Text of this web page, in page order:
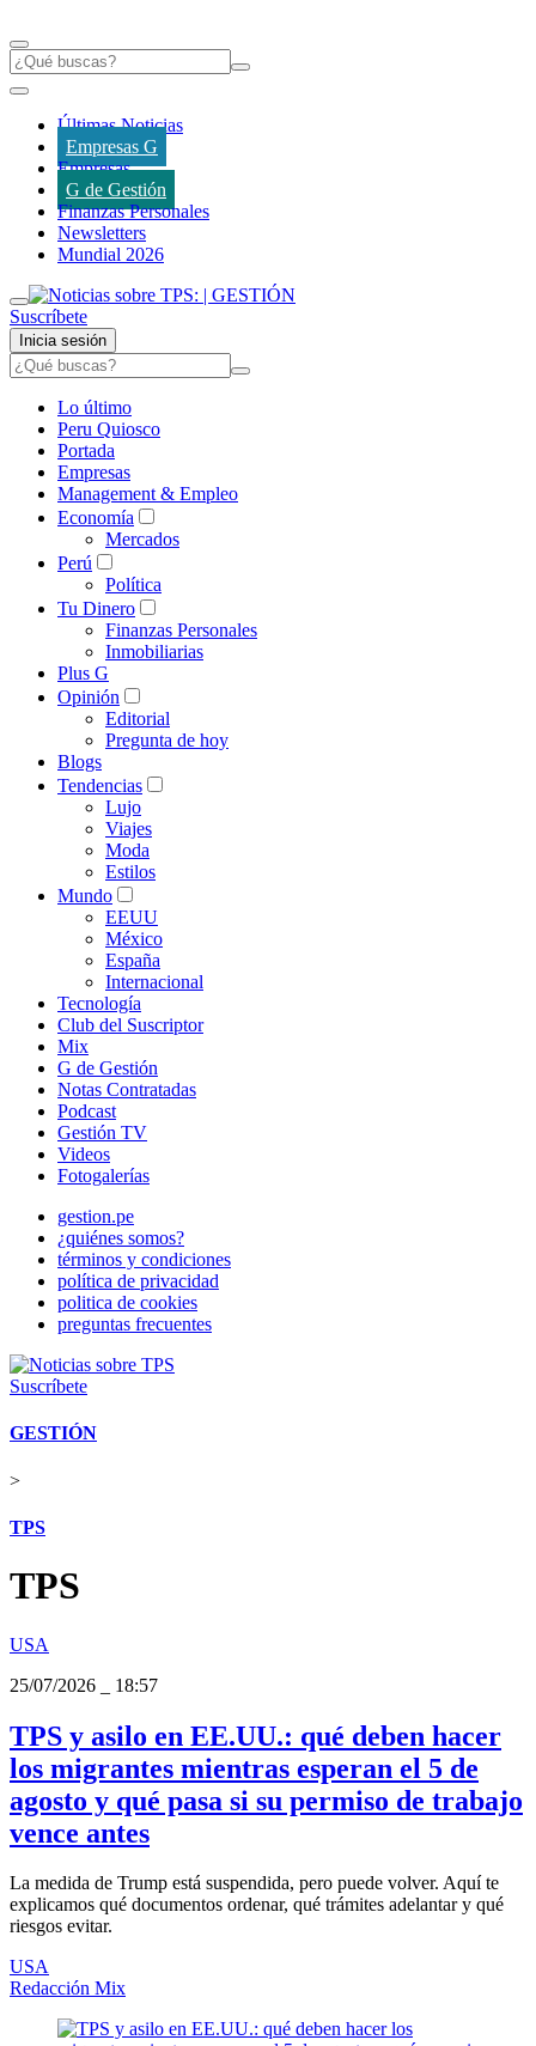
Últimas Noticias
Empresas G
Empresas
G de Gestión
Finanzas Personales
Newsletters
Mundial 2026
Suscríbete
Inicia sesión
Lo último
Peru Quiosco
Portada
Empresas
Management & Empleo
Economía
Mercados
Perú
Política
Tu Dinero
Finanzas Personales
Inmobiliarias
Plus G
Opinión
Editorial
Pregunta de hoy
Blogs
Tendencias
Lujo
Viajes
Moda
Estilos
Mundo
EEUU
México
España
Internacional
Tecnología
Club del Suscriptor
Mix
G de Gestión
Notas Contratadas
Podcast
Gestión TV
Videos
Fotogalerías
gestion.pe
¿quiénes somos?
términos y condiciones
política de privacidad
politica de cookies
preguntas frecuentes
Suscríbete
GESTIÓN
>
TPS
TPS
USA
25/07/2026
18:57
TPS y asilo en EE.UU.: qué deben hacer
los migrantes mientras esperan el 5 de
agosto y qué pasa si su permiso de trabajo
vence antes
La medida de Trump está suspendida, pero puede volver. Aquí te
explicamos qué documentos ordenar, qué trámites adelantar y qué
riesgos evitar.
USA
Redacción Mix